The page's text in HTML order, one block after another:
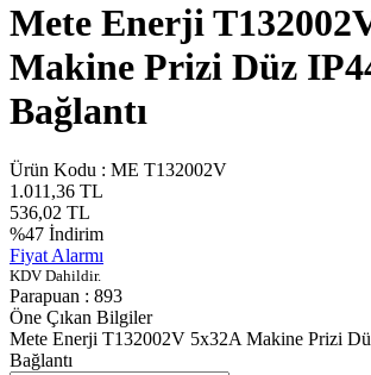
Mete Enerji
Makine Prizi Düz
Bağlantı
Ürün Kodu : ME T132002V
1.011,36 TL
536,02 TL
%47 İndirim
Fiyat Alarmı
KDV Dahildir.
Parapuan : 893
Öne Çıkan Bilgiler
Mete Enerji T132002V 5x32A Makine Prizi
Bağlantı